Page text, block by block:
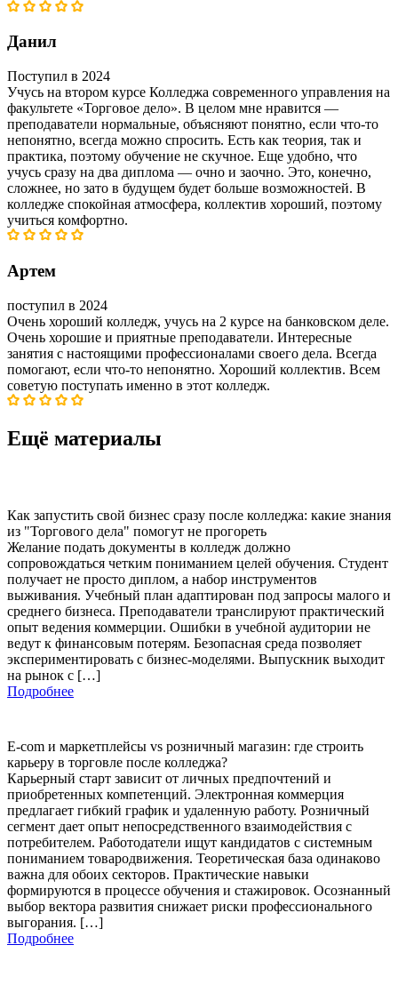
Данил
Поступил в 2024
Учусь на втором курсе Колледжа современного управления на
факультете «Торговое дело». В целом мне нравится —
преподаватели нормальные, объясняют понятно, если что-то
непонятно, всегда можно спросить. Есть как теория, так и
практика, поэтому обучение не скучное. Еще удобно, что
учусь сразу на два диплома — очно и заочно. Это, конечно,
сложнее, но зато в будущем будет больше возможностей. В
колледже спокойная атмосфера, коллектив хороший, поэтому
учиться комфортно.
Артем
поступил в 2024
Очень хороший колледж, учусь на 2 курсе на банковском деле.
Очень хорошие и приятные преподаватели. Интересные
занятия с настоящими профессионалами своего дела. Всегда
помогают, если что-то непонятно. Хороший коллектив. Всем
советую поступать именно в этот колледж.
Ещё материалы
Как запустить свой бизнес сразу после колледжа: какие знания
из "Торгового дела" помогут не прогореть
Желание подать документы в колледж должно
сопровождаться четким пониманием целей обучения. Студент
получает не просто диплом, а набор инструментов
выживания. Учебный план адаптирован под запросы малого и
среднего бизнеса. Преподаватели транслируют практический
опыт ведения коммерции. Ошибки в учебной аудитории не
ведут к финансовым потерям. Безопасная среда позволяет
экспериментировать с бизнес-моделями. Выпускник выходит
на рынок с […]
Подробнее
E-com и маркетплейсы vs розничный магазин: где строить
карьеру в торговле после колледжа?
Карьерный старт зависит от личных предпочтений и
приобретенных компетенций. Электронная коммерция
предлагает гибкий график и удаленную работу. Розничный
сегмент дает опыт непосредственного взаимодействия с
потребителем. Работодатели ищут кандидатов с системным
пониманием товародвижения. Теоретическая база одинаково
важна для обоих секторов. Практические навыки
формируются в процессе обучения и стажировок. Осознанный
выбор вектора развития снижает риски профессионального
выгорания. […]
Подробнее